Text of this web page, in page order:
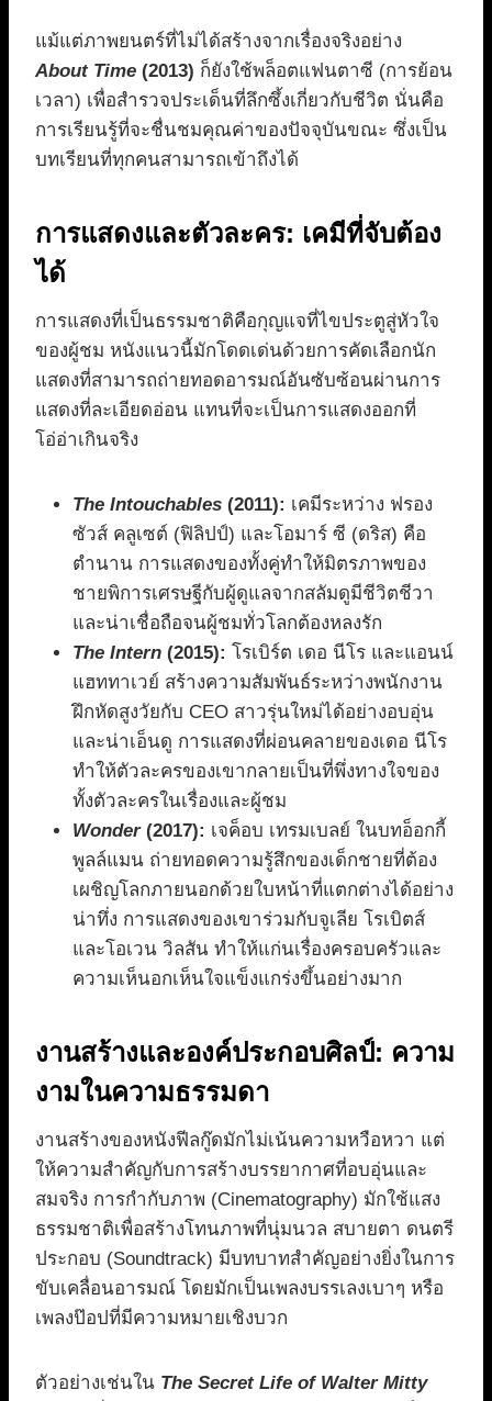
แม้แต่ภาพยนตร์ที่ไม่ได้สร้างจากเรื่องจริงอย่าง
About Time (2013) ก็ยังใช้พล็อตแฟนตาซี (การย้อน
เวลา) เพื่อสำรวจประเด็นที่ลึกซึ้งเกี่ยวกับชีวิต นั่นคือ
การเรียนรู้ที่จะชื่นชมคุณค่าของปัจจุบันขณะ ซึ่งเป็น
บทเรียนที่ทุกคนสามารถเข้าถึงได้
การแสดงและตัวละคร: เคมีที่จับต้อง
ได้
การแสดงที่เป็นธรรมชาติคือกุญแจที่ไขประตูสู่หัวใจ
ของผู้ชม หนังแนวนี้มักโดดเด่นด้วยการคัดเลือกนัก
แสดงที่สามารถถ่ายทอดอารมณ์อันซับซ้อนผ่านการ
แสดงที่ละเอียดอ่อน แทนที่จะเป็นการแสดงออกที่
โอ่อ่าเกินจริง
The Intouchables (2011): เคมีระหว่าง ฟรอง
ซัวส์ คลูเซต์ (ฟิลิปป์) และโอมาร์ ซี (ดริส) คือ
ตำนาน การแสดงของทั้งคู่ทำให้มิตรภาพของ
ชายพิการเศรษฐีกับผู้ดูแลจากสลัมดูมีชีวิตชีวา
และน่าเชื่อถือจนผู้ชมทั่วโลกต้องหลงรัก
The Intern (2015): โรเบิร์ต เดอ นีโร และแอนน์
แฮททาเวย์ สร้างความสัมพันธ์ระหว่างพนักงาน
ฝึกหัดสูงวัยกับ CEO สาวรุ่นใหม่ได้อย่างอบอุ่น
และน่าเอ็นดู การแสดงที่ผ่อนคลายของเดอ นีโร
ทำให้ตัวละครของเขากลายเป็นที่พึ่งทางใจของ
ทั้งตัวละครในเรื่องและผู้ชม
Wonder(2017): เจค็อบ เทรมเบลย์ ในบทอ็อกกี้
พูลล์แมน ถ่ายทอดความรู้สึกของเด็กชายที่ต้อง
เผชิญโลกภายนอกด้วยใบหน้าที่แตกต่างได้อย่าง
น่าทึ่ง การแสดงของเขาร่วมกับจูเลีย โรเบิตส์
และโอเวน วิลสัน ทำให้แก่นเรื่องครอบครัวและ
ความเห็นอกเห็นใจแข็งแกร่งขึ้นอย่างมาก
งานสร้างและองค์ประกอบศิลป์: ความ
งามในความธรรมดา
งานสร้างของหนังฟีลกู๊ดมักไม่เน้นความหวือหวา แต่
ให้ความสำคัญกับการสร้างบรรยากาศที่อบอุ่นและ
สมจริง การกำกับภาพ (Cinematography) มักใช้แสง
ธรรมชาติเพื่อสร้างโทนภาพที่นุ่มนวล สบายตา ดนตรี
ประกอบ (Soundtrack) มีบทบาทสำคัญอย่างยิ่งในการ
ขับเคลื่อนอารมณ์ โดยมักเป็นเพลงบรรเลงเบาๆ หรือ
เพลงป๊อปที่มีความหมายเชิงบวก
ตัวอย่างเช่นใน The Secret Life of Walter Mitty